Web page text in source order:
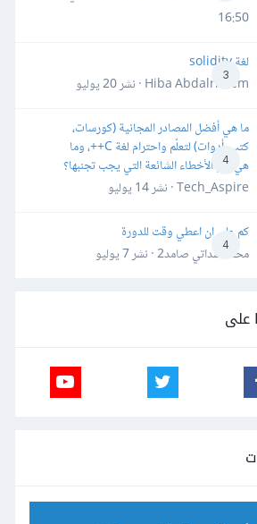
16:50
3
لغة solidity
Hiba Abdalrheem · نشر
20 يوليو
4
ما هي أفضل المصادر المجانية (كورسات،
كتب، أدوات) لتعلّم واحترام لغة C++، وما
هي أهم الأخطاء الشائعة التي يجب تجنبها؟
Tech_Aspire · نشر
14 يوليو
4
كم علي ان اعطي وقت للدورة
محمد سداتي صامد2 · نشر
7 يوليو
على